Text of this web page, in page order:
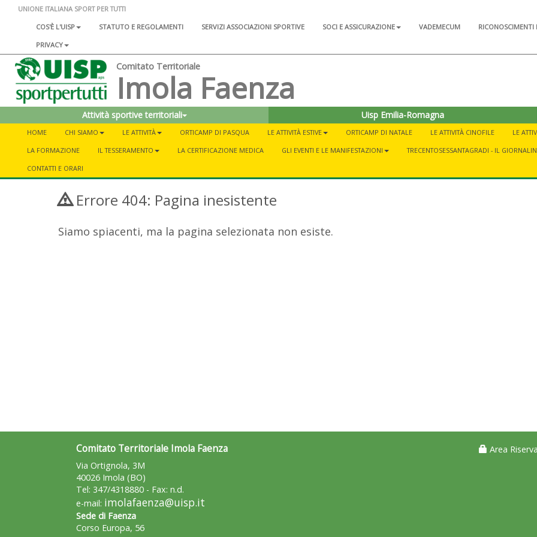
UNIONE ITALIANA SPORT PER TUTTI
COS'È L'UISP
STATUTO E REGOLAMENTI SERVIZI ASSOCIAZIONI SPORTIVE SOCI E ASSICURAZIONE VADEMECUM RICONOSCIMENTI
PRIVACY
Comitato Territoriale
Imola Faenza
Attività sportive territoriali Uisp Emilia-Romagna
HOME CHI SIAMO LE ATTIVITÀ ORTICAMP DI PASQUA LE ATTIVITÀ ESTIVE ORTICAMP DI NATALE LE ATTIVITÀ CINOFILE LE
LA FORMAZIONE
IL TESSERAMENTO LA CERTIFICAZIONE MEDICA GLI EVENTI E LE MANIFESTAZIONI TRECENTOSESSANTAGRADI - IL
CONTATTI E ORARI
Errore 404: Pagina inesistente
Siamo spiacenti, ma la pagina selezionata non esiste.
Comitato Territoriale Imola Faenza
Via Ortignola, 3M
40026 Imola (BO)
Tel: 347/4318880 - Fax: n.d.
e-mail: imolafaenza@uisp.it
Sede di Faenza
Corso Europa, 56
Area